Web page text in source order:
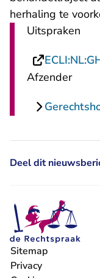
herhaling te
Uitspraken
Afzender
Deel dit
Sitemap
Privacy